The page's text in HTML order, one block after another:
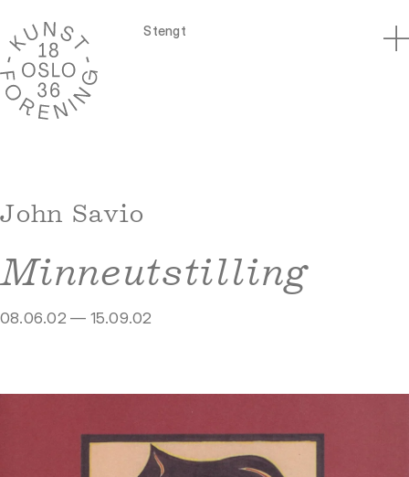
Stengt
John Savio
Minneutstilling
08.06.02 — 15.09.02